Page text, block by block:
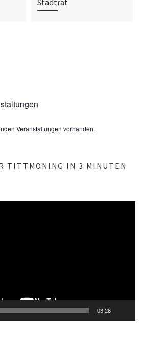
Stadtrat
Veranstaltungen vorhanden.
TITTMONING IN 3 MINUTEN
03:28